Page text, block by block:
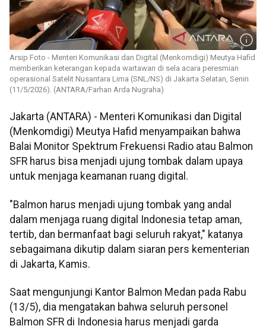
Arsip Foto - Menteri Komunikasi dan Digital (Menkomdigi) Meutya Hafid
memberikan keterangan kepada wartawan di sela acara peresmian
operasional Satelit Nusantara Lima (SNL/NS) di Jakarta Selatan, Senin
(11/5/2026). (ANTARA/Farhan Arda Nugraha)
Jakarta (ANTARA) - Menteri Komunikasi dan Digital
(Menkomdigi) Meutya Hafid menyampaikan bahwa
Balai Monitor Spektrum Frekuensi Radio atau Balmon
SFR harus bisa menjadi ujung tombak dalam upaya
untuk menjaga keamanan ruang digital.
"Balmon harus menjadi ujung tombak yang andal
dalam menjaga ruang digital Indonesia tetap aman,
tertib, dan bermanfaat bagi seluruh rakyat," katanya
sebagaimana dikutip dalam siaran pers kementerian
di Jakarta, Kamis.
Saat mengunjungi Kantor Balmon Medan pada Rabu
(13/5), dia mengatakan bahwa seluruh personel
Balmon SFR di Indonesia harus menjadi garda